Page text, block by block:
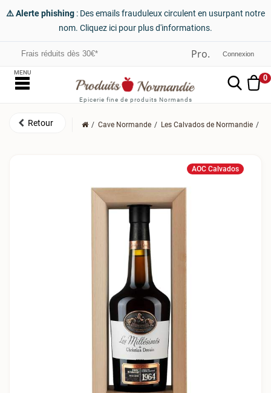
⚠️ Alerte phishing : Des emails frauduleux circulent en usurpant notre
nom. Cliquez ici pour plus d'informations.
Frais réduits dès 30€* Connexion
Epicerie fine de produits Normands
0
MENU
Cave Normande Les Calvados de Normandie
AOC Calvados